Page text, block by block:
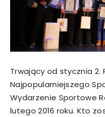
Trwający od stycznia 2.
Najpopularniejszego
Wydarzenie Sportowe
lutego 2016 roku. Kto